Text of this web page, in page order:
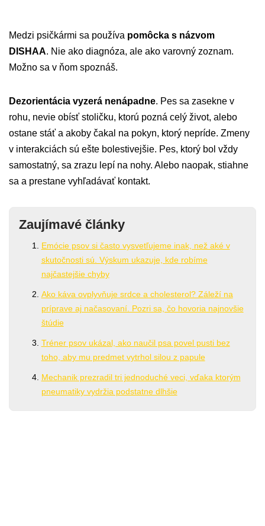
Medzi psičkármi sa používa pomôcka s názvom
DISHAA. Nie ako diagnóza, ale ako varovný zoznam.
Možno sa v ňom spoznáš.
Dezorientácia vyzerá nenápadne. Pes sa zasekne v
rohu, nevie obísť stoličku, ktorú pozná celý život, alebo
ostane stáť a akoby čakal na pokyn, ktorý nepríde. Zmeny
v interakciách sú ešte bolestivejšie. Pes, ktorý bol vždy
samostatný, sa zrazu lepí na nohy. Alebo naopak, stiahne
sa a prestane vyhľadávať kontakt.
Zaujímavé články
Emócie psov si často vysvetľujeme inak, než aké v
skutočnosti sú. Výskum ukazuje, kde robíme
najčastejšie chyby
Ako káva ovplyvňuje srdce a cholesterol? Záleží na
príprave aj načasovaní. Pozri sa, čo hovoria najnovšie
štúdie
Tréner psov ukázal, ako naučil psa povel pusti bez
toho, aby mu predmet vytrhol silou z papule
Mechanik prezradil tri jednoduché veci, vďaka ktorým
pneumatiky vydržia podstatne dlhšie